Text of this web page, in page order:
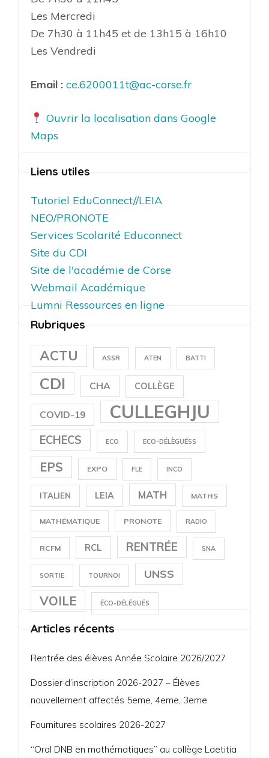
Les Mercredi
De 7h30 à 11h45 et de 13h15 à 16h10
Les Vendredi
Email : ce.6200011t@ac-corse.fr
Ouvrir la localisation dans Google
Maps
Liens utiles
Tutoriel EduConnect//LEIA
NEO/PRONOTE
Services Scolarité Educonnect
Site du CDI
Site de l'académie de Corse
Webmail Académique
Lumni Ressources en ligne
Rubriques
ACTU ASSR ATEN BATTI
CDI CHA COLLÈGE
COVID-19 CULLEGHJU
ECHECS ECO ECO-DÉLÈGUÉSS
EPS EXPO FLE INCO
ITALIEN LEIA MATH MATHS
MATHÉMATIQUE PRONOTE RADIO
RCFM RCL RENTRÉE SNA
SORTIE TOURNOI UNSS
VOILE ÉCO-DÉLÉGUÉS
Articles récents
Rentrée des élèves Année Scolaire 2026/2027
Dossier d’inscription 2026-2027 – Élèves
nouvellement affectés 5eme, 4eme, 3eme
Fournitures scolaires 2026-2027
“Oral DNB en mathématiques” au collège Laetitia